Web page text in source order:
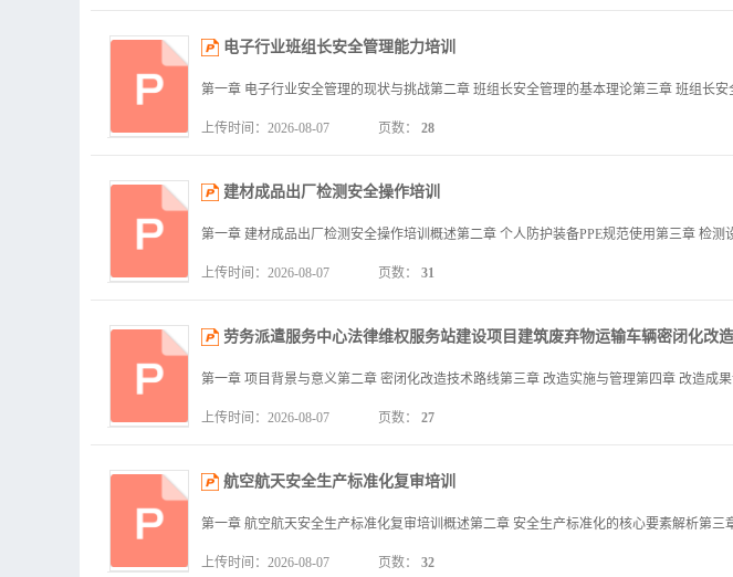
电子行业班组长安全管理能力培训
上传时间：2026-08-07 页数： 28
建材成品出厂检测安全操作培训
上传时间：2026-08-07 页数： 31
劳务派遣服务中心法律维权服务站建设项目建筑废弃物运输车辆密闭化改
上传时间：2026-08-07 页数： 27
航空航天安全生产标准化复审培训
上传时间：2026-08-07 页数： 32